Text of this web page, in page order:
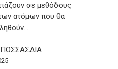
σε μεθόδους
ατόμων που θα
ΠΟΣΣΑΣΔΙΑ